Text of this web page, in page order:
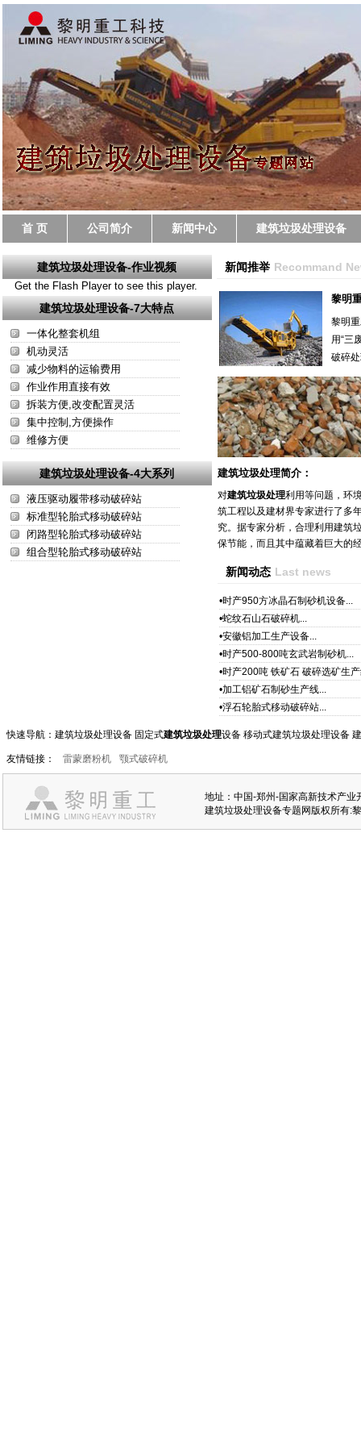
首 页 公司简介 新闻中心 建筑垃圾处理设备
建筑垃圾处理设备-作业视频
Get the Flash Player to see this player.
建筑垃圾处理设备-7大特点
一体化整套机组
机动灵活
减少物料的运输费用
作业作用直接有效
拆装方便,改变配置灵活
集中控制,方便操作
维修方便
建筑垃圾处理设备-4大系列
液压驱动履带移动破碎站
标准型轮胎式移动破碎站
闭路型轮胎式移动破碎站
组合型轮胎式移动破碎站
新闻推举 Recommand
黎明
黎明
用“三
破碎
建筑垃圾处理简介：
对建筑垃圾处理利用等问题，环
筑工程以及建材界专家进行了多
究。据专家分析，合理利用建筑
保节能，而且其中蕴藏着巨大的
新闻动态 Last news
•时产950方冰晶石制砂机设备...
•蛇纹石山石破碎机...
•安徽铝加工生产设备...
•时产500-800吨玄武岩制砂机...
•时产200吨 铁矿石 破碎选矿生产
•加工铝矿石制砂生产线...
•浮石轮胎式移动破碎站...
快速导航：建筑垃圾处理设备 固定式建筑垃圾处理设备 移动式建筑垃圾处理设备
友情链接： 雷蒙磨粉机 颚式破碎机
地址：中国-郑州-国家高新技术产
建筑垃圾处理设备专题网版权所有: